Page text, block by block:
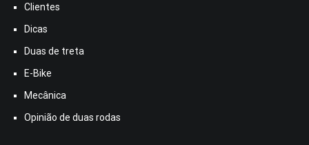
Clientes
Dicas
Duas de treta
E-Bike
Mecânica
Opinião de duas rodas